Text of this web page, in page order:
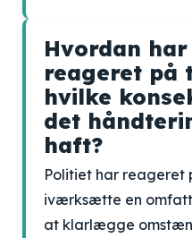
Hvordan
reageret på
hvilke
det
haft?
Politiet har
iværksætte en
at klarlægge